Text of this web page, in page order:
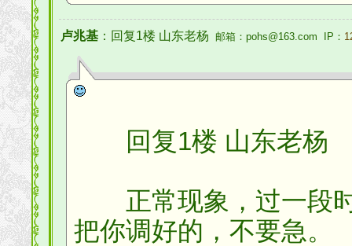
卢兆基 ：回复1楼 山东老杨 邮箱：pohs@163.com IP：
回复1楼 山东老杨
正常现象，过一段时
把你调好的，不要急。